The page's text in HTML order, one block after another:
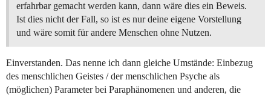
erfahrbar gemacht werden kann, dann wäre dies ein Beweis.
Ist dies nicht der Fall, so ist es nur deine eigene Vorstellung
und wäre somit für andere Menschen ohne Nutzen.
Einverstanden. Das nenne ich dann gleiche Umstände: Einbezug
des menschlichen Geistes / der menschlichen Psyche als
(möglichen) Parameter bei Paraphänomenen und anderen, die